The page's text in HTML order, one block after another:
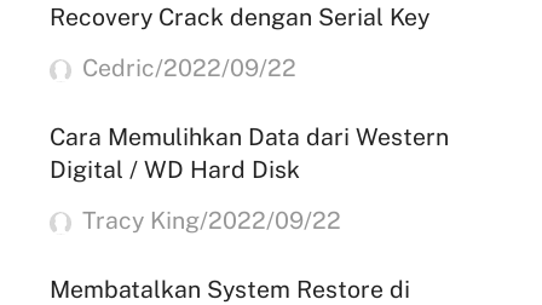
Recovery Crack dengan Serial Key
Cedric/2022/09/22
Cara Memulihkan Data dari Western
Digital / WD Hard Disk
Tracy King/2022/09/22
Membatalkan System Restore di